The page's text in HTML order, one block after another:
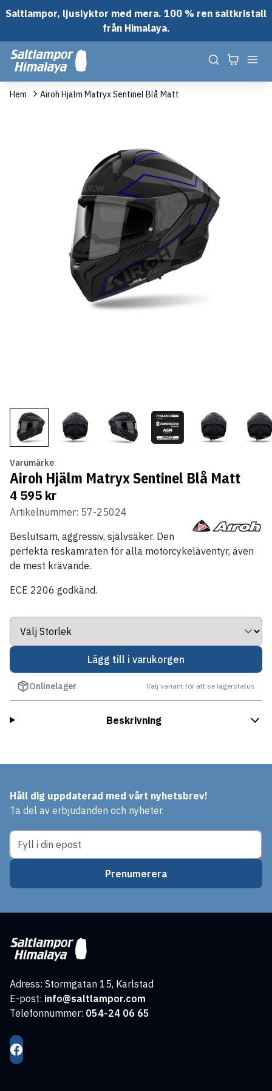
Saltlampor, ljuslyktor med mera. 100 % ren saltkristall
från Himalaya.
Hem Airoh Hjälm Matryx Sentinel Blå Matt
Varumärke
Airoh Hjälm Matryx Sentinel Blå Matt
4 595 kr
Artikelnummer: 57-25024
Beslutsam, aggressiv, självsäker. Den
perfekta reskamraten för alla motorcykeläventyr, även
de mest krävande.
ECE 2206 godkänd.
Lägg till i varukorgen
Onlinelager Välj variant för att se lagerstatus
Beskrivning
Håll dig uppdaterad med vårt nyhetsbrev!
Ta del av erbjudanden och nyheter.
Prenumerera
Adress: Stormgatan 15, Karlstad
E-post: info@saltlampor.com
Telefonnummer: 054-24 06 65